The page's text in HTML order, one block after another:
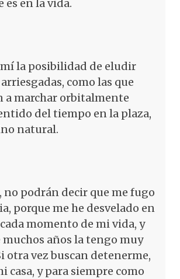
es en la vida.
mí la posibilidad de eludir
como las que
a marchar orbitalmente
del tiempo en la plaza,
natural.
podrán decir que me fugo
porque me he desvelado en
momento de mi vida, y
muchos años la tengo muy
otra vez buscan detenerme,
casa, y para siempre como